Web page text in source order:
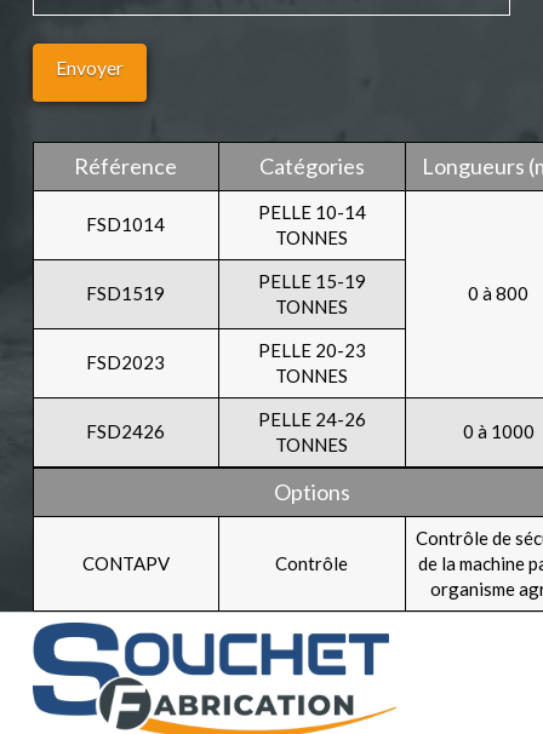
Référence Catégories Longueurs
FSD1014
PELLE 10-14
TONNES
0 à 800
FSD1519
PELLE 15-19
TONNES
FSD2023
PELLE 20-23
TONNES
FSD2426
PELLE 24-26
TONNES
0 à 1000
Options
CONTAPV Contrôle
Contrôle de
de la machine
organisme